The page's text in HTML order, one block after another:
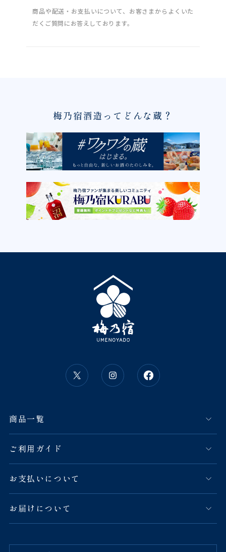
商品や配送・お支払いについて、お客さまからよくいた
だくご質問にお答えしております。
梅乃宿酒造ってどんな蔵？
商品一覧
ご利用ガイド
お支払いについて
お届けについて